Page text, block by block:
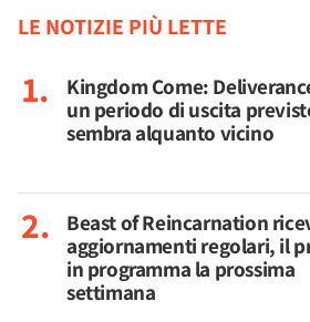
LE NOTIZIE PIÙ LETTE
Kingdom Come:
un periodo di uscita
sembra alquanto vicino
Beast of Reincarnation
aggiornamenti regolari, il
in programma la prossima
settimana